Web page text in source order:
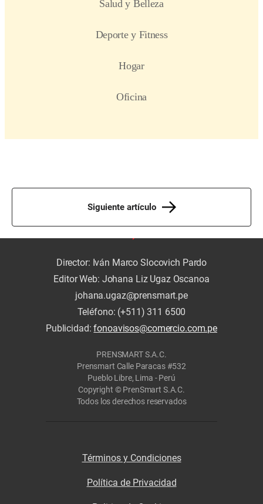
Siguiente artículo
Director: Iván Marco Slocovich Pardo
Editor Web: Johana Liz Ugaz Oscanoa
johana.ugaz@prensmart.pe
Teléfono: (+511) 311 6500
Publicidad:fonoavisos@comercio.com.pe
PRENSMART S.A.C.
Prensmart Calle Paracas #532
Pueblo Libre, Lima - Perú
Copyright © PrenSmart S.A.C.
Todos los derechos reservados
Términos y Condiciones
Política de Privacidad